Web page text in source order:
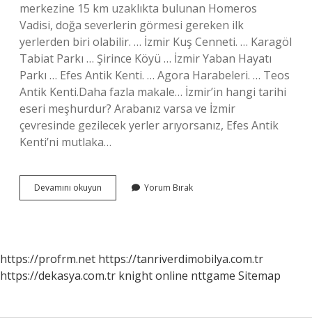
merkezine 15 km uzaklıkta bulunan Homeros
Vadisi, doğa severlerin görmesi gereken ilk
yerlerden biri olabilir. … İzmir Kuş Cenneti. … Karagöl
Tabiat Parkı … Şirince Köyü … İzmir Yaban Hayatı
Parkı … Efes Antik Kenti. … Agora Harabeleri. … Teos
Antik Kenti.Daha fazla makale… İzmir’in hangi tarihi
eseri meşhurdur? Arabanız varsa ve İzmir
çevresinde gezilecek yerler arıyorsanız, Efes Antik
Kenti’ni mutlaka…
Devamını okuyun
Neyi
Yorum Bırak
https://profrm.net https://tanriverdimobilya.com.tr
https://dekasya.com.tr knight online nttgame Sitemap